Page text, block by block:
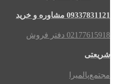
09337831121 مشاوره و خرید
02177615918 دفتر فروش
شریعتی
مجتمع‌پالمیرا